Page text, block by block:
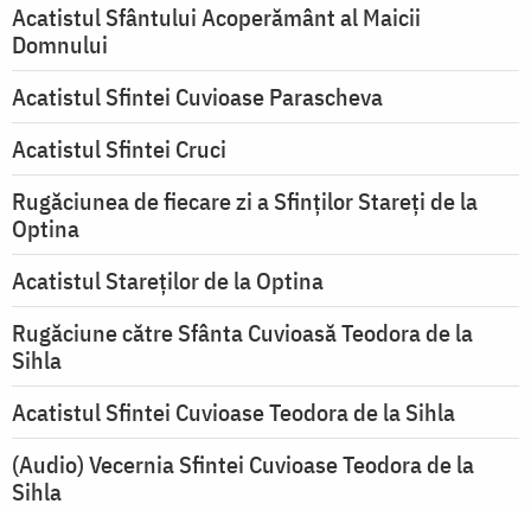
Acatistul Sfântului Acoperământ al Maicii
Domnului
Acatistul Sfintei Cuvioase Parascheva
Acatistul Sfintei Cruci
Rugăciunea de fiecare zi a Sfinților Stareți de la
Optina
Acatistul Stareţilor de la Optina
Rugăciune către Sfânta Cuvioasă Teodora de la
Sihla
Acatistul Sfintei Cuvioase Teodora de la Sihla
(Audio) Vecernia Sfintei Cuvioase Teodora de la
Sihla